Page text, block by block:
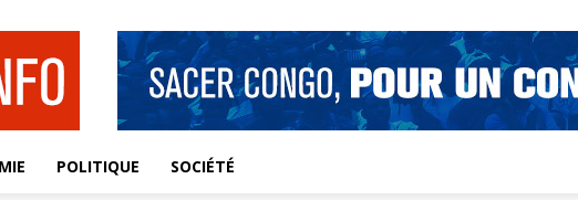
POLITIQUE SOCIÉTÉ